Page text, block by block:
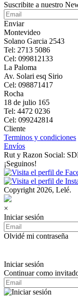
Suscribite a nuestro
Enviar
Montevideo
Solano Garcia 2543
Tel: 2713 5086
Cel: 099812133
La Paloma
Av. Solari esq Sirio
Cel: 098871417
Rocha
18 de julio 165
Tel: 4472 0236
Cel: 099242814
Cliente
Terminos y condiciones
Envíos
Rut y Razon Social:
¡Seguinos!
Copyright 2026, Lelé.
×
Iniciar sesión
Olvidé mi contraseña
Iniciar sesión
Continuar como